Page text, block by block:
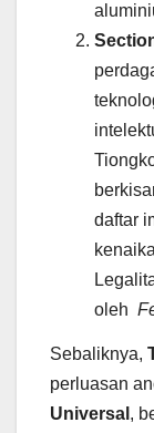
daftar
oleh
Sebaliknya,
perluasan
Universal ,